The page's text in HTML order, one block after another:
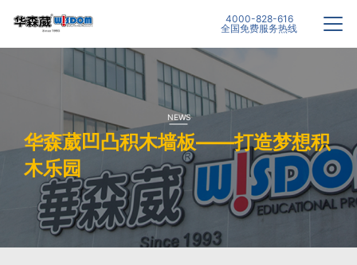
4000-828-616
全国免费服务热线
NEWS
华森葳凹凸积木墙板——打造梦想积
木乐园